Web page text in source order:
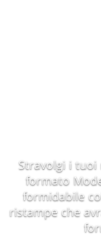
Stravolgi i
formato
formidabile
ristampe che